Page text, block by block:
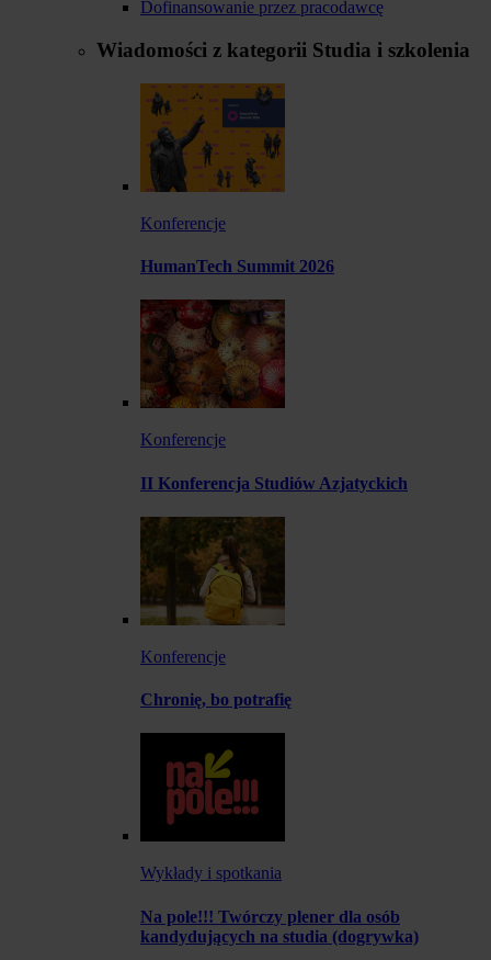
Dofinansowanie przez pracodawcę
Wiadomości z kategorii Studia i szkolenia
Konferencje
HumanTech Summit 2026
Konferencje
II Konferencja Studiów Azjatyckich
Konferencje
Chronię, bo potrafię
Wykłady i spotkania
Na pole!!! Twórczy plener dla osób
kandydujących na studia (dogrywka)